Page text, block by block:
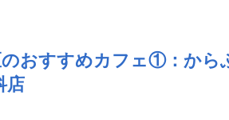
のおすすめカフェ①：から
店